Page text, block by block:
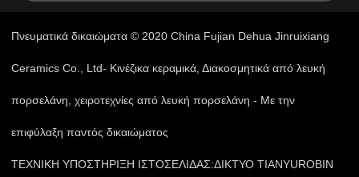
Πνευματικά δικαιώματα © 2020 China Fujian Dehua Jinruixiang
Ceramics Co., Ltd- Κινέζικα κεραμικά, Διακοσμητικά από λευκή
πορσελάνη, χειροτεχνίες από λευκή πορσελάνη - Με την
επιφύλαξη παντός δικαιώματος
ΤΕΧΝΙΚΗ ΥΠΟΣΤΗΡΙΞΗ ΙΣΤΟΣΕΛΙΔΑΣ:ΔΙΚΤΥΟ TIANYUROBIN